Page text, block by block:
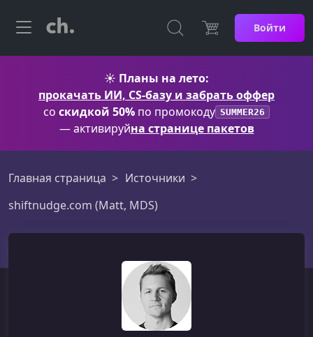
Войти
☀️ Планы на лето:
прокачать ИИ, CS-базу и забрать оффер
со скидкой 50% по промокоду SUMMER26
— активируйна странице пакетов
Главная страница
Источники
shiftnudge.com (Matt, MDS)